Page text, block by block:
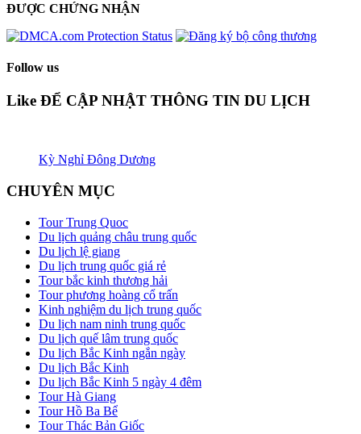
ĐƯỢC CHỨNG NHẬN​
Follow us
Like ĐỂ CẬP NHẬT THÔNG TIN DU LỊCH
Kỳ Nghỉ Đông Dương
CHUYÊN MỤC
Tour Trung Quoc
Du lịch quảng châu trung quốc
Du lịch lệ giang
Du lịch trung quốc giá rẻ
Tour bắc kinh thương hải
Tour phương hoàng cổ trấn
Kinh nghiệm du lịch trung quốc
Du lịch nam ninh trung quốc
Du lịch quế lâm trung quốc
Du lịch Bắc Kinh ngắn ngày
Du lịch Bắc Kinh
Du lịch Bắc Kinh 5 ngày 4 đêm
Tour Hà Giang
Tour Hồ Ba Bể
Tour Thác Bản Giốc